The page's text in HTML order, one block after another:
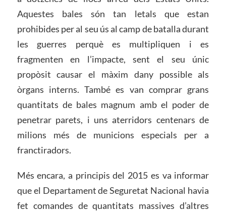
Aquestes bales són tan letals que estan
prohibides per al seu ús al camp de batalla durant
les guerres perquè es multipliquen i es
fragmenten en l’impacte, sent el seu únic
propòsit causar el màxim dany possible als
òrgans interns. També es van comprar grans
quantitats de bales magnum amb el poder de
penetrar parets, i uns aterridors centenars de
milions més de municions especials per a
franctiradors.
Més encara, a principis del 2015 es va informar
que el Departament de Seguretat Nacional havia
fet comandes de quantitats massives d’altres